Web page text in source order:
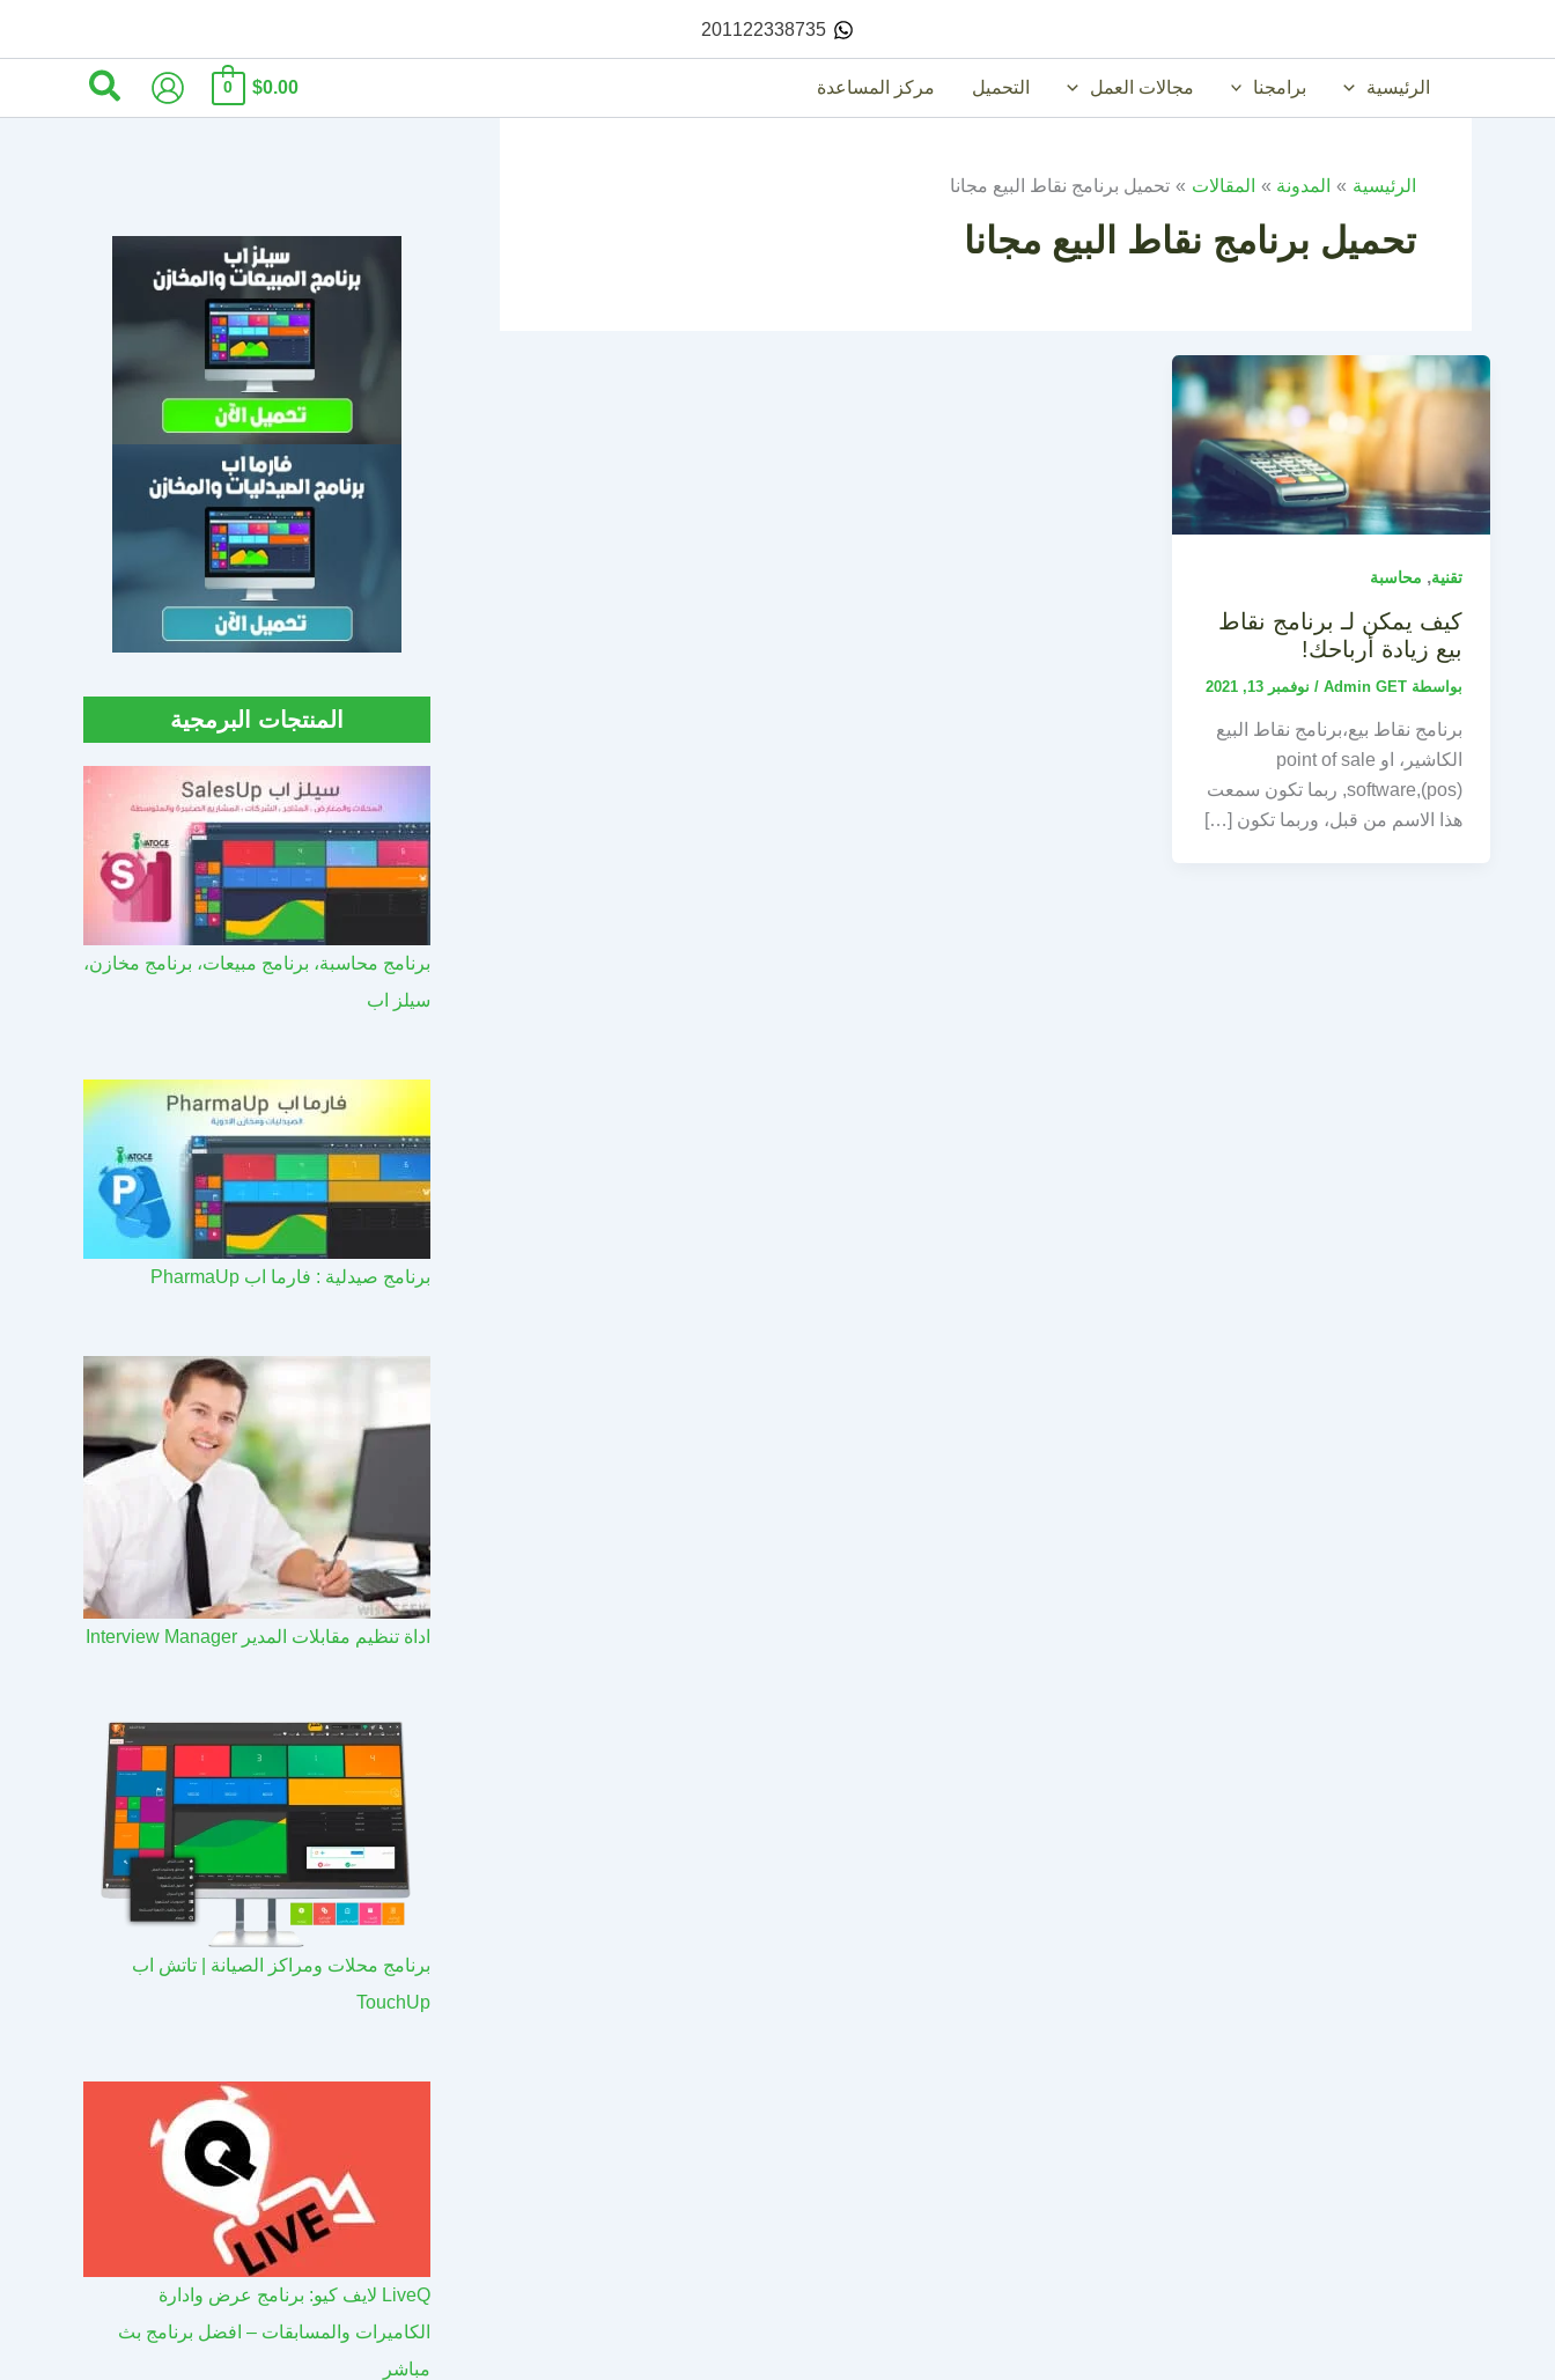
201122338735
الرئيسية برامجنا مجالات العمل التحميل مركز المساعدة $0.00
0 البحث
الرئيسية المدونة المقالات تحميل برنامج نقاط البيع مجانا
تحميل برنامج نقاط البيع مجانا
تقنية, محاسبة
كيف يمكن لـ برنامج نقاط
بيع زيادة أرباحك!
بواسطة Admin GET
/ نوفمبر 13, 2021
برنامج نقاط بيع،برنامج نقاط البيع
الكاشير، او point of sale
software,(pos), ربما تكون سمعت
هذا الاسم من قبل، وربما تكون […]
المنتجات البرمجية
برنامج محاسبة، برنامج مبيعات، برنامج مخازن،
سيلز اب
برنامج صيدلية : فارما اب PharmaUp​
اداة تنظيم مقابلات المدير Interview Manager
برنامج محلات ومراكز الصيانة | تاتش اب
TouchUp
LiveQ لايف كيو: برنامج عرض وادارة
الكاميرات والمسابقات – افضل برنامج بث
مباشر